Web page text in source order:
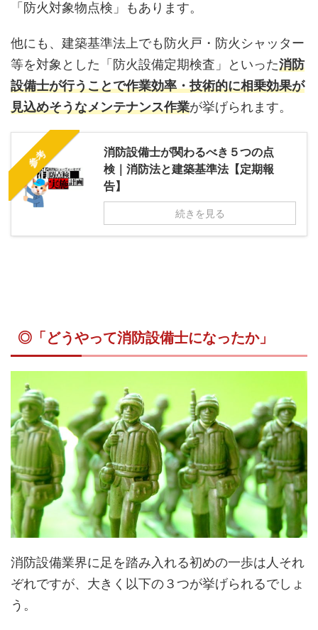
「防火対象物点検」もあります。
他にも、建築基準法上でも防火戸・防火シャッター
等を対象とした「防火設備定期検査」といった消防
設備士が行うことで作業効率・技術的に相乗効果が
見込めそうなメンテナンス作業が挙げられます。
参考
消防設備士が関わるべき５つの点
検｜消防法と建築基準法【定期報
告】
続きを見る
◎「どうやって消防設備士になったか」
消防設備業界に足を踏み入れる初めの一歩は人それ
ぞれですが、大きく以下の３つが挙げられるでしょ
う。